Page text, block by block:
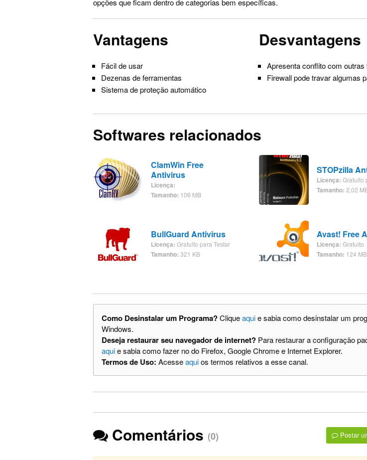
opções que ficam dentro de categorias bem específicas.
Vantagens
Fácil de usar
Dezenas de ferramentas
Sistema de proteção automático
Desvantagens
Apresenta conflito com outras
Firewall pode travar algumas
Softwares relacionados
ClamWin Free
Antivirus
Licença:
Tamanho: 106 MB
STOPzilla
Licença: Gratuito
Tamanho: 2,02
BullGuard Antivirus
Licença: Gratuito para Testar
Tamanho: 321 KB
Avast! Free
Licença: Gratuito
Tamanho: 124 MB
Como Desinstalar um Programa?Cliqueaquie sabia como desinstalar um
Windows.
Deseja restaurar seu navegador de internet? Para restaurar a configuração
aquie sabia como fazer no do Firefox, Google Chrome e Internet Explorer.
Termos de Uso: Acesseaquios termos relativos a esse canal.
Comentários (0) Postar